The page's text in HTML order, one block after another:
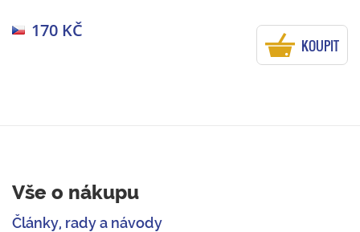
170 KČ
KOUPIT
Vše o nákupu
Články, rady a návody